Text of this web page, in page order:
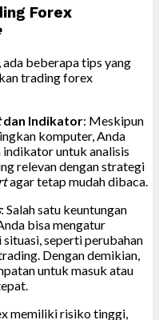
Forex
beberapa tips yang
trading forex
dan Indikator: Meskipun
komputer, Anda
untuk analisis
relevan dengan strategi
agar tetap mudah dibaca.
: Salah satu keuntungan
bisa mengatur
seperti perubahan
Dengan demikian,
untuk masuk atau
memiliki risiko tinggi,